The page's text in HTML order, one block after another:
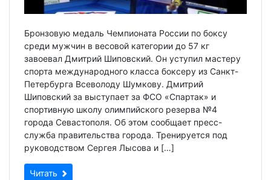
Бронзовую медаль Чемпионата России по боксу
среди мужчин в весовой категории до 57 кг
завоевал Дмитрий Шиповский. Он уступил мастеру
спорта международного класса боксеру из Санкт-
Петербурга Всеволоду Шумкову. Дмитрий
Шиповский за выступает за ФСО «Спартак» и
спортивную школу олимпийского резерва №4
города Севастополя. Об этом сообщает пресс-
служба правительства города. Тренируется под
руководством Сергея Лысова и […]
Читать